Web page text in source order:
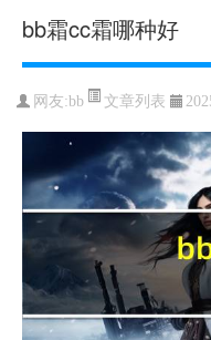
bb霜cc霜哪种好
网友:bb 文章列表